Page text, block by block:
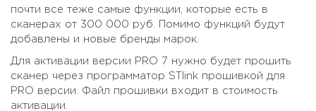
почти все теже самые функции, которые есть в
сканерах от 300 000 руб. Помимо функций будут
добавлены и новые бренды марок.
Для активации версии PRO 7 нужно будет прошить
сканер через программатор STlink прошивкой для
PRO версии. Файл прошивки входит в стоимость
активации.